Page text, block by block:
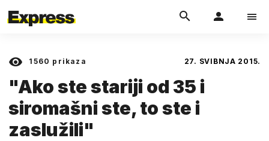
1560 prikaza 27. SVIBNJA 2015.
"Ako ste stariji od 35 i
siromašni ste, to ste i
zaslužili"